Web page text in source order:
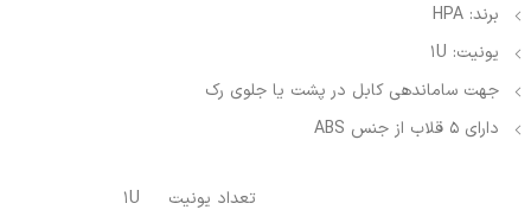
برند: HPA
یونیت: 1U
جهت ساماندهی کابل در پشت یا جلوی رک
دارای 5 قلاب از جنس ABS
تعداد یونیت 1U